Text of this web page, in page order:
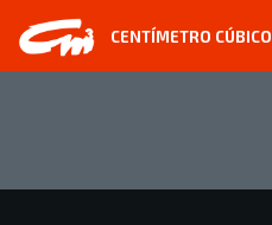
CENTÍMETRO CÚBICO